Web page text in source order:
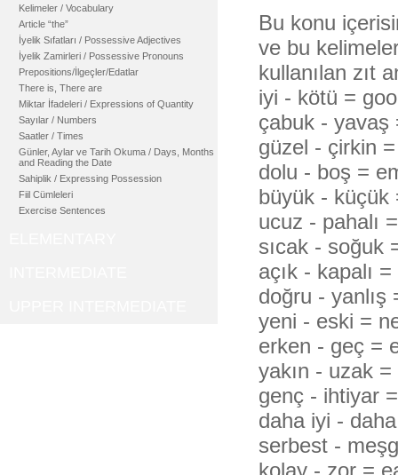
Kelimeler / Vocabulary
Article “the”
İyelik Sıfatları / Possessive Adjectives
İyelik Zamirleri / Possessive Pronouns
Prepositions/İlgeçler/Edatlar
There is, There are
Miktar İfadeleri / Expressions of Quantity
Sayılar / Numbers
Saatler / Times
Günler, Aylar ve Tarih Okuma / Days, Months
and Reading the Date
Sahiplik / Expressing Possession
Fiil Cümleleri
Exercise Sentences
Bu konu
ve bu
kullanılan zıt
iyi -
çabuk
güzel -
dolu - boş
büyük -
ucuz -
sıcak
açık -
doğru -
yeni -
erken -
yakın -
genç -
daha iyi -
serbest -
kolay - zor